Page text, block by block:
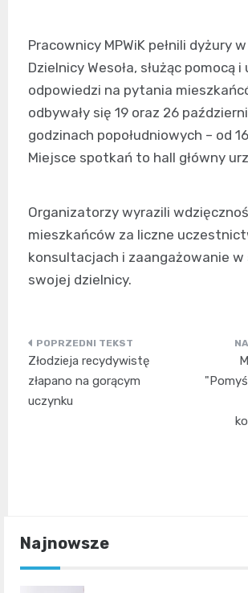
Pracownicy MPWiK pełnili dyżury
Dzielnicy Wesoła, służąc pomocą
odpowiedzi na pytania
odbywały się 19 oraz 26
godzinach popołudniowych – od
Miejsce spotkań to hall główny
Organizatorzy wyrazili
mieszkańców za liczne
konsultacjach i zaangażowanie w
swojej dzielnicy.
Nawigacja
wpisu
Złodzieja recydywistę
złapano na gorącym
uczynku
Najnowsze